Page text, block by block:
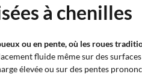
à chenilles
ou en pente, où les roues
fluide même sur des
élevée ou sur des pentes